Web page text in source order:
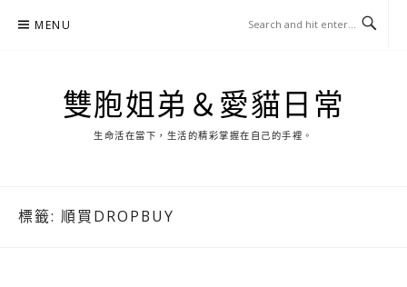
MENU
雙胞姐弟＆愛貓日常
生命活在當下，生活的精彩掌握在自己的手裡。
標籤: 順買DROPBUY